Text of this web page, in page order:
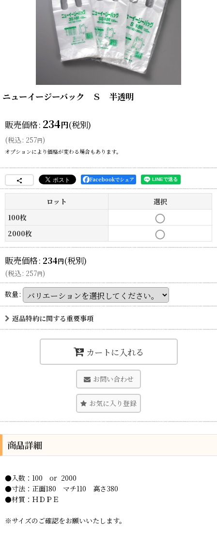
ニューイージーバック Ｓ 半透明
販売価格: 234円(税別)
(税込: 257円)
オプションにより価格が変わる場合もあります。
Facebookでシェア
ロット
選択
100枚
2000枚
販売価格: 234円(税別)
(税込: 257円)
数量:
返品特約に関する重要事項
カートに入れる
お問い合わせ
お気に入り登録
商品詳細
●入数：100 or 2000
●寸法：正面180 マチ110 高さ380
●材質：ＨＤＰＥ
※サイズのご確認をお願いいたします。